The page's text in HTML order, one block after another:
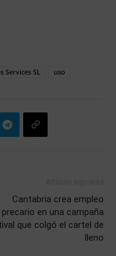
Services SL uso
Cantabria crea empleo
precario en una campaña
que colgó el cartel de
lleno